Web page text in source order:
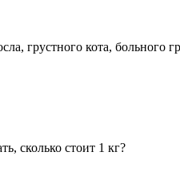
грустного кота, больного
сколько стоит 1 кг?